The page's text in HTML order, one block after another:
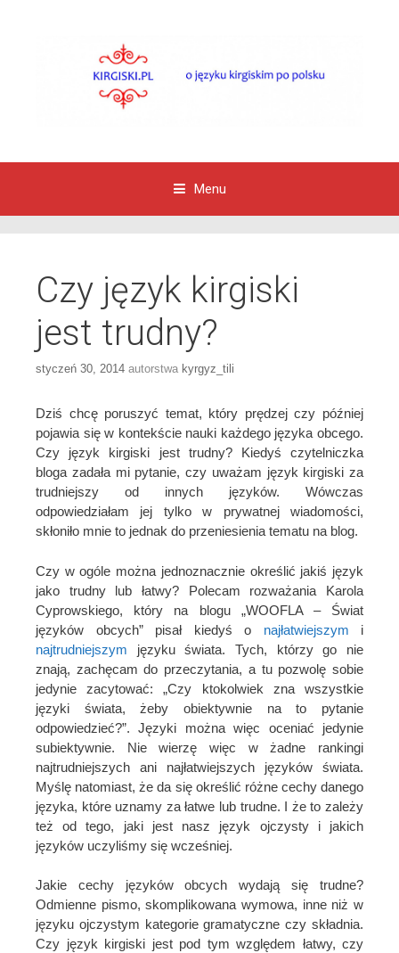
Menu
Czy język kirgiski
jest trudny?
styczeń 30, 2014 autorstwa kyrgyz_tili
Dziś chcę poruszyć temat, który prędzej czy później
pojawia się w kontekście nauki każdego języka obcego.
Czy język kirgiski jest trudny? Kiedyś czytelniczka
bloga zadała mi pytanie, czy uważam język kirgiski za
trudniejszy od innych języków. Wówczas
odpowiedziałam jej tylko w prywatnej wiadomości,
skłoniło mnie to jednak do przeniesienia tematu na blog.
Czy w ogóle można jednoznacznie określić jakiś język
jako trudny lub łatwy? Polecam rozważania Karola
Cyprowskiego, który na blogu „WOOFLA – Świat
języków obcych” pisał kiedyś o najłatwiejszym i
najtrudniejszym języku świata. Tych, którzy go nie
znają, zachęcam do przeczytania, a tu pozwolę sobie
jedynie zacytować: „Czy ktokolwiek zna wszystkie
języki świata, żeby obiektywnie na to pytanie
odpowiedzieć?”. Języki można więc oceniać jedynie
subiektywnie. Nie wierzę więc w żadne rankingi
najtrudniejszych ani najłatwiejszych języków świata.
Myślę natomiast, że da się określić różne cechy danego
języka, które uznamy za łatwe lub trudne. I że to zależy
też od tego, jaki jest nasz język ojczysty i jakich
języków uczyliśmy się wcześniej.
Jakie cechy języków obcych wydają się trudne?
Odmienne pismo, skomplikowana wymowa, inne niż w
języku ojczystym kategorie gramatyczne czy składnia.
Czy język kirgiski jest pod tym względem łatwy, czy